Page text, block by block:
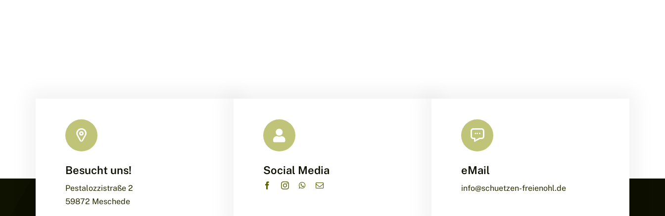
Besucht uns!
Pestalozzistraße 2
59872 Meschede
Social Media eMail
info@schuetzen-freienohl.de